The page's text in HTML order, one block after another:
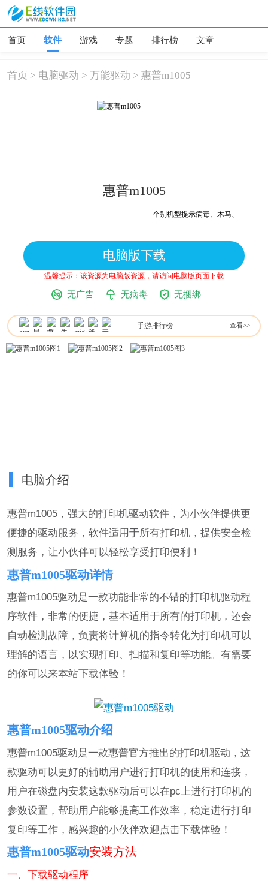
首页 软件 游戏 专题 排行榜 文章
首页 > 电脑驱动 >万能驱动 >惠普m1005
惠普m1005
个别机型提示病毒、木马、危险，均为
电脑版下载
温馨提示：该资源为电脑版资源，请访问电脑版页面下载
无广告 无病毒 无捆绑
手游排行榜 查看>>
电脑介绍
惠普m1005，强大的打印机驱动软件，为小伙伴提供更
便捷的驱动服务，软件适用于所有打印机，提供安全检
测服务，让小伙伴可以轻松享受打印便利！
惠普m1005驱动详情
惠普m1005驱动是一款功能非常的不错的打印机驱动程
序软件，非常的便捷，基本适用于所有的打印机，还会
自动检测故障，负责将计算机的指令转化为打印机可以
理解的语言，以实现打印、扫描和复印等功能。有需要
的你可以来本站下载体验！
惠普m1005驱动介绍
惠普m1005驱动是一款惠普官方推出的打印机驱动，这
款驱动可以更好的辅助用户进行打印机的使用和连接，
用户在磁盘内安装这款驱动后可以在pc上进行打印机的
参数设置，帮助用户能够提高工作效率，稳定进行打印
复印等工作，感兴趣的小伙伴欢迎点击下载体验！
惠普m1005驱动安装方法
一、下载驱动程序